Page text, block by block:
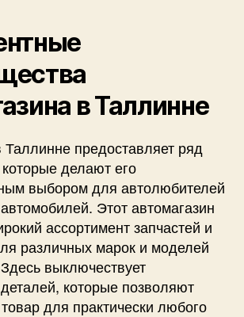
в Таллинне
Таллинне предоставляет ряд
делают его
выбором для автолюбителей
Этот автомагазин
ассортимент запчастей и
различных марок и моделей
выключествует
которые позволяют
для практически любого